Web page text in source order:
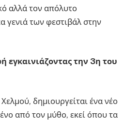
αλλά τον απόλυτο
γενιά των φεστιβάλ στην
εγκαινιάζοντας την 3η του
δημιουργείται ένα νέο
από τον μύθο, εκεί όπου τα